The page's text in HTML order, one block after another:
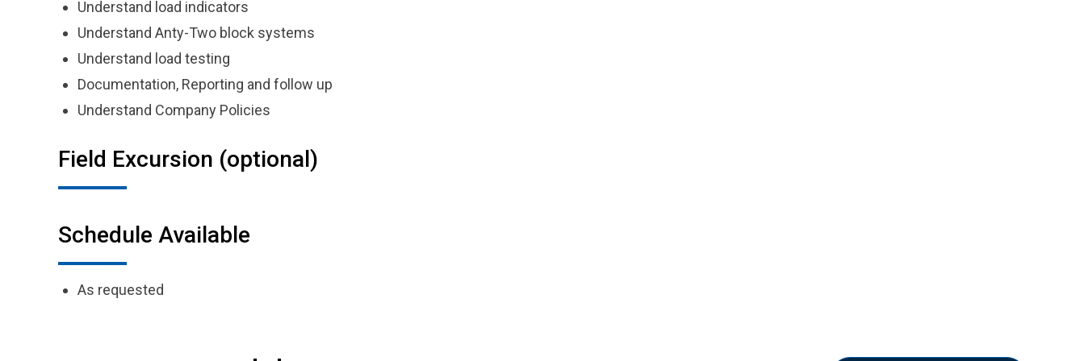
Understand load indicators
Understand Anty-Two block systems
Understand load testing
Documentation, Reporting and follow up
Understand Company Policies
Field Excursion (optional)
Schedule Available
As requested